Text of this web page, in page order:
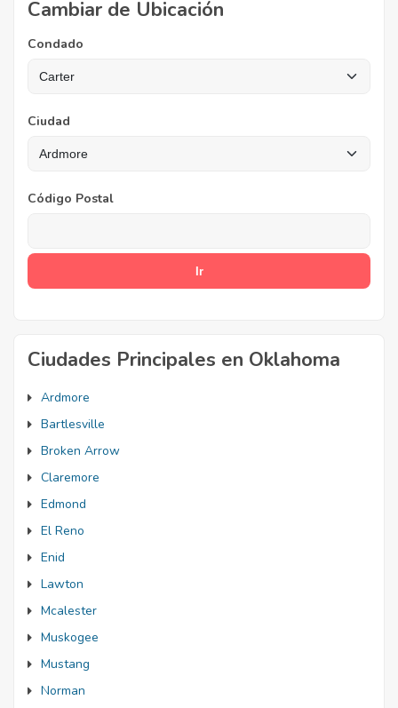
Cambiar de Ubicación
Condado
Ciudad
Código Postal
Ciudades Principales en Oklahoma
Ardmore
Bartlesville
Broken Arrow
Claremore
Edmond
El Reno
Enid
Lawton
Mcalester
Muskogee
Mustang
Norman